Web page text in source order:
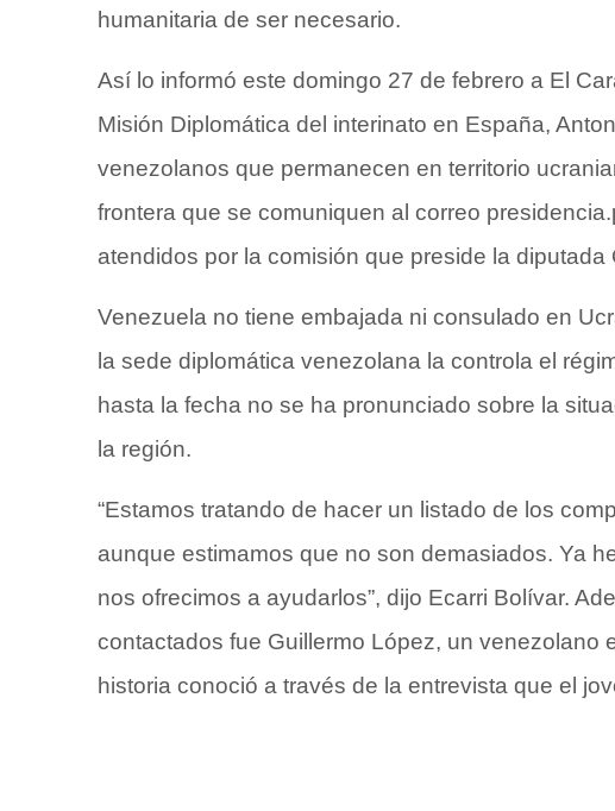
humanitaria de ser necesario.
Así lo informó este domingo 27 de febrero a El
Misión Diplomática del interinato en España,
venezolanos que permanecen en territorio
frontera que se comuniquen al correo
atendidos por la comisión que preside la diputada
Venezuela no tiene embajada ni consulado en
la sede diplomática venezolana la controla el
hasta la fecha no se ha pronunciado sobre la
la región.
“Estamos tratando de hacer un listado de los
aunque estimamos que no son demasiados. Ya
nos ofrecimos a ayudarlos”, dijo Ecarri Bolívar.
contactados fue Guillermo López, un venezolano
historia conoció a través de la entrevista que el